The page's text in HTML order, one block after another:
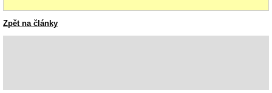
Zpět na články